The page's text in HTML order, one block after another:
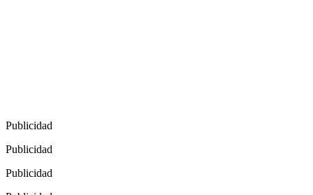
Publicidad
Publicidad
Publicidad